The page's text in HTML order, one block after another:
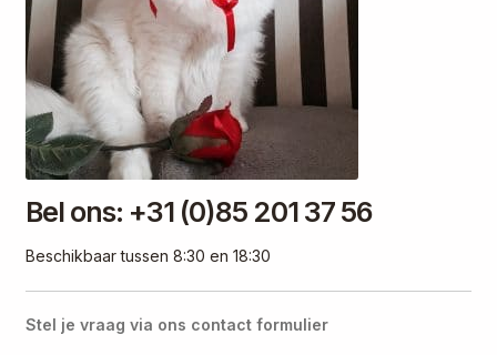
Bel ons: +31 (0)85 201 37 56
Beschikbaar tussen 8:30 en 18:30
Stel je vraag via ons contact formulier